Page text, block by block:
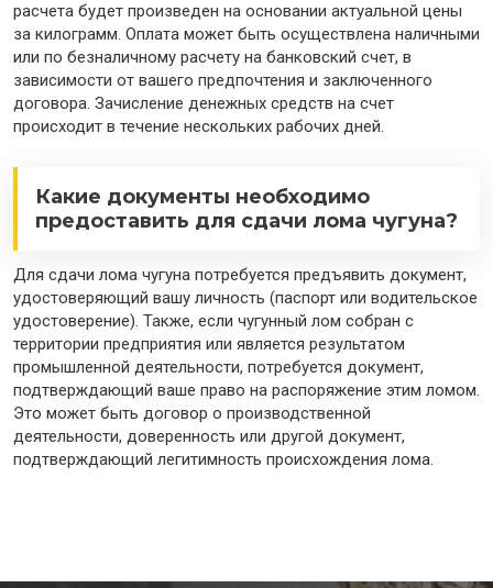
расчета будет произведен на основании актуальной цены
за килограмм. Оплата может быть осуществлена наличными
или по безналичному расчету на банковский счет, в
зависимости от вашего предпочтения и заключенного
договора. Зачисление денежных средств на счет
происходит в течение нескольких рабочих дней.
Какие документы необходимо
предоставить для сдачи лома чугуна?
Для сдачи лома чугуна потребуется предъявить документ,
удостоверяющий вашу личность (паспорт или водительское
удостоверение). Также, если чугунный лом собран с
территории предприятия или является результатом
промышленной деятельности, потребуется документ,
подтверждающий ваше право на распоряжение этим ломом.
Это может быть договор о производственной
деятельности, доверенность или другой документ,
подтверждающий легитимность происхождения лома.